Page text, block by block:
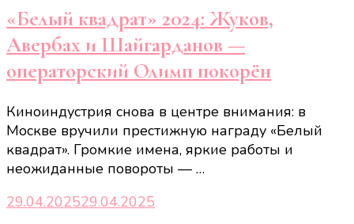
«Белый квадрат» 2024: Жуков,
Авербах и Шайгарданов —
операторский Олимп покорён
Киноиндустрия снова в центре внимания: в
Москве вручили престижную награду «Белый
квадрат». Громкие имена, яркие работы и
неожиданные повороты — …
29.04.202529.04.2025